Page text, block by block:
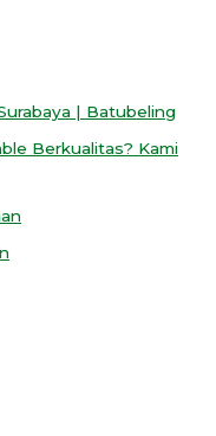
| Batubeling
Berkualitas? Kami